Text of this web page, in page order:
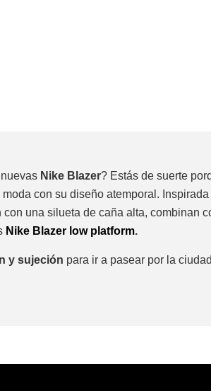
Nike Blazer? Estás de suerte
con su diseño atemporal.
con una silueta de caña alta, combinan
Nike Blazer low platform.
y sujeción para ir a pasear por la